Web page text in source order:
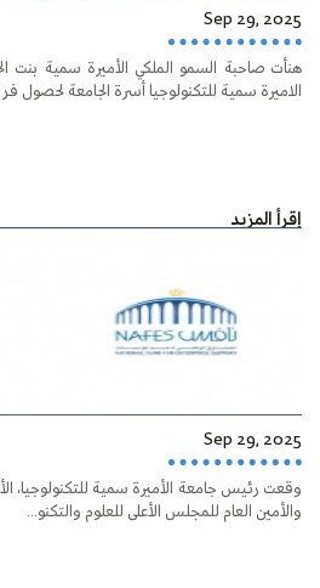
Sep 29, 2025
هنأت صاحبة السمو الملكي الأميرة سمية
الاميرة سمية للتكنولوجيا أسرة الجامعة لحصول
إقرأ المزيد
Sep 29, 2025
وقعت رئيس جامعة الأميرة سمية للتكنولوجيا،
والأمين العام للمجلس الأعلى للعلوم والتكنو...